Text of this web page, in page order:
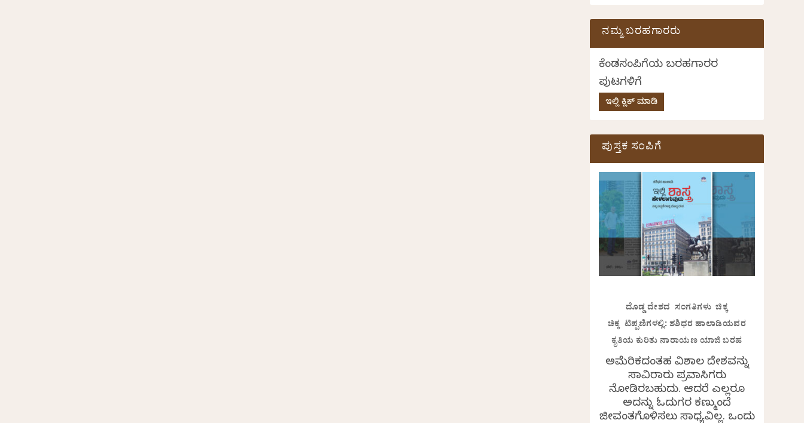
ನಮ್ಮ ಬರಹಗಾರರು
ಕೆಂಡಸಂಪಿಗೆಯ ಬರಹಗಾರರ
ಪುಟಗಳಿಗೆ
ಇಲ್ಲಿ ಕ್ಲಿಕ್ ಮಾಡಿ
ಪುಸ್ತಕ ಸಂಪಿಗೆ
ದೊಡ್ಡ ದೇಶದ ಸಂಗತಿಗಳು ಚಿಕ್ಕ
ಚಿಕ್ಕ ಟಿಪ್ಪಣಿಗಳಲ್ಲಿ: ಶಶಿಧರ ಹಾಲಾಡಿಯವರ
ಕೃತಿಯ ಕುರಿತು ನಾರಾಯಣ ಯಾಜಿ ಬರಹ
ಅಮೆರಿಕದಂತಹ ವಿಶಾಲ ದೇಶವನ್ನು
ಸಾವಿರಾರು ಪ್ರವಾಸಿಗರು
ನೋಡಿರಬಹುದು. ಆದರೆ ಎಲ್ಲರೂ
ಅದನ್ನು ಓದುಗರ ಕಣ್ಮುಂದೆ
ಜೀವಂತಗೊಳಿಸಲು ಸಾಧ್ಯವಿಲ್ಲ. ಒಂದು